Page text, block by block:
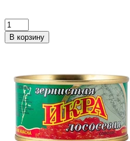
В корзину